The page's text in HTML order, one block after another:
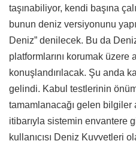
taşınabiliyor, kendi başına
bunun deniz versiyonunu
Deniz” denilecek. Bu da
platformlarını korumak
konuşlandırılacak. Şu anda
gelindi. Kabul testlerinin
tamamlanacağı gelen bilgiler
itibarıyla sistemin envantere
kullanıcısı Deniz Kuvvetleri